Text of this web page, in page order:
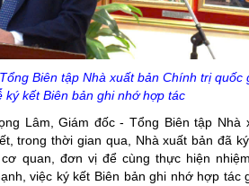
Biên tập Nhà xuất bản Chính trị quốc
ký kết Biên bản ghi nhớ hợp tác
Lâm, Giám đốc - Tổng Biên tập Nhà
trong thời gian qua, Nhà xuất bản đã
quan, đơn vị để cùng thực hiện
việc ký kết Biên bản ghi nhớ hợp tác